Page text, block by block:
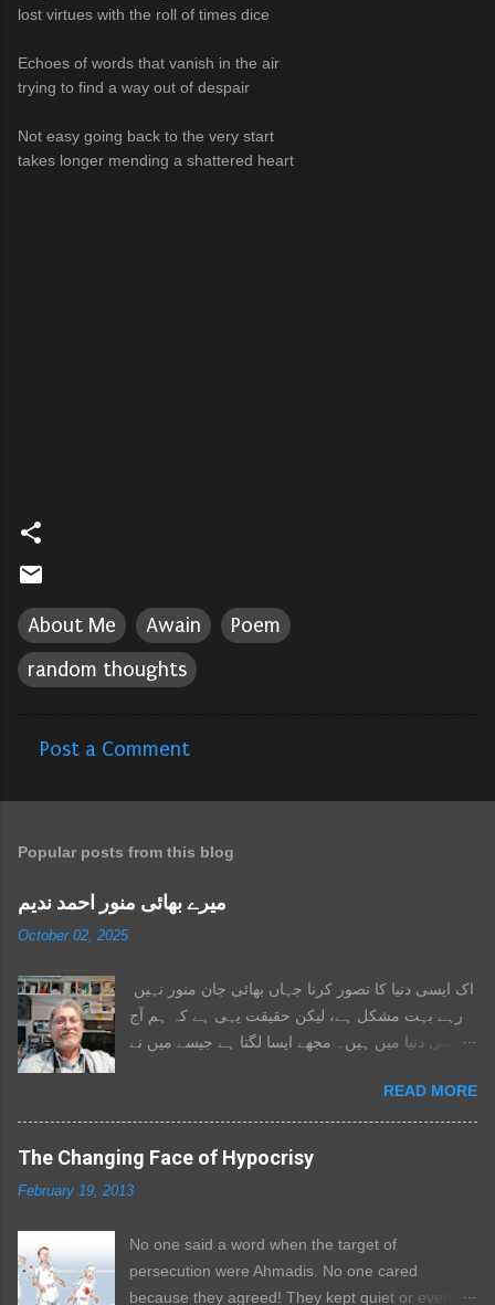
lost virtues with the roll of times dice
Echoes of words that vanish in the air
trying to find a way out of despair
Not easy going back to the very start
takes longer mending a shattered heart
About Me Awain
Poem
random thoughts
o
m
s
Post a Comment
Popular posts from this blog
میرے بھائی منور احمد ندیم
October 02, 2025
رہے بہت مشکل ہے، لیکن حقیقت یہی ہے کہ ہم آج
اسی دنیا میں ہیں۔ مجھے ایسا لگتا ہے جیسے میں نے
ساتھ تھے، ایک ایسا سہارا جس سے میں ہر مشکل
فیصلے میں مشورہ کرتا۔ جب بھی میں ڈگمگاتا، وہ
مجھے تھام لیتے۔ ہر دو ہفتے بعد وہ فون کرتے اور
صرف یہ پوچھتے: “سب ٹھیک ہے؟ تم ٹھیک ہو؟” میں
بھی ان کی خیریت دریافت کرنے کی کوشش کرتا،
کو سمیٹنے کی کوشش کررہا ہوں تاکہ لکھ سکوں،
اور احساس ہوتا ہے کہ چند یادوں کے علاوہ میں ان کے
READ MORE
The Changing Face of Hypocrisy
February 19, 2013
No one said a word when the target of
persecution were Ahmadis. No one cared
because they agreed! They kept quiet or even